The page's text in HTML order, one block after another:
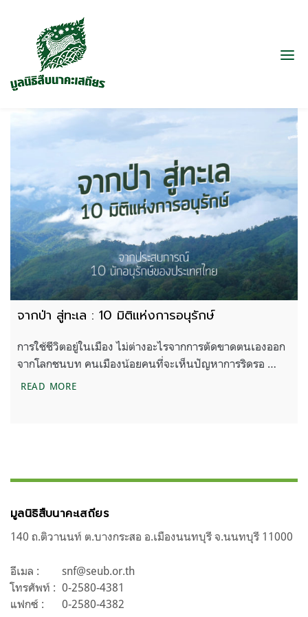
จากป่า สู่ทะเล : 10 มิติแห่งการอนุรักษ์
การใช้ชีวิตอยู่ในเมือง ไม่ต่างอะไรจากการตัดขาดตนเองออก
จากโลกชนบท คนเมืองน้อยคนที่จะเห็นปัญหาการริดรอ …
READ MOREจากป่า สู่ทะเล : 10 มิติแห่งการอนุรักษ์
มูลนิธิสืบนาคะเสถียร
140 ถ.ติวานนท์ ต.บางกระสอ อ.เมืองนนทบุรี จ.นนทบุรี 11000
อีเมล :
snf@seub.or.th
โทรศัพท์ : 0-2580-4381
แฟกซ์ :
0-2580-4382